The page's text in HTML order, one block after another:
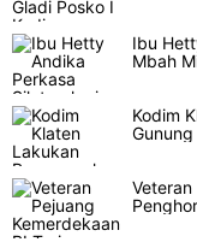
Ibu
Mbah
Kodim
Veteran